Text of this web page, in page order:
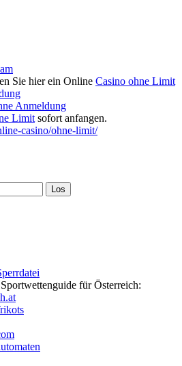
Sie hier ein Online Casino ohne Limit
Anmeldung
Limit sofort anfangen.
casino/ohne-limit/
für Österreich: